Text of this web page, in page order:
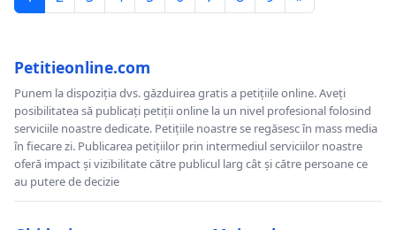
Petitieonline.com
Punem la dispoziția dvs. găzduirea gratis a petițiile online. Aveți
posibilitatea să publicați petiții online la un nivel profesional folosind
serviciile noastre dedicate. Petițiile noastre se regăsesc în mass media
în fiecare zi. Publicarea petițiilor prin intermediul serviciilor noastre
oferă impact și vizibilitate către publicul larg cât și către persoane ce
au putere de decizie